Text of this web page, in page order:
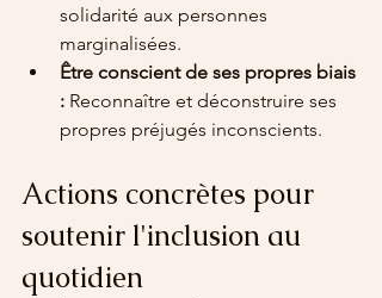
solidarité aux personnes
marginalisées.
Être conscient de ses propres biais
: Reconnaître et déconstruire ses
propres préjugés inconscients.
Actions concrètes pour
soutenir l'inclusion au
quotidien